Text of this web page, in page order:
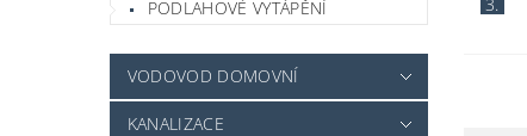
PODLAHOVÉ VYTÁPĚNÍ
VODOVOD DOMOVNÍ
KANALIZACE